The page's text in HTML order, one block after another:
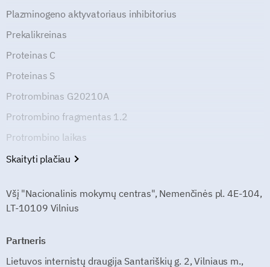
Plazminogeno aktyvatoriaus inhibitorius
Prekalikreinas
Proteinas C
Proteinas S
Protrombinas G20210A
Protrombino fragmentas 1.2
Protrombino laikas
Skaityti plačiau
Všį "Nacionalinis mokymų centras", Nemenčinės pl. 4E-104,
LT-10109 Vilnius
Partneris
Lietuvos internistų draugija Santariškių g. 2, Vilniaus m.,